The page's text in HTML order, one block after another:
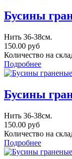
Бусины
Нить 36-38см.
150.00 руб
Количество на
Подробнее
Бусины
Нить 36-38см.
150.00 руб
Количество на
Подробнее